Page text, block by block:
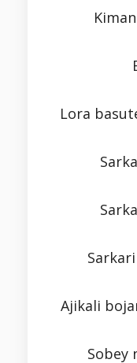
Lora
Ajikali
Sobey